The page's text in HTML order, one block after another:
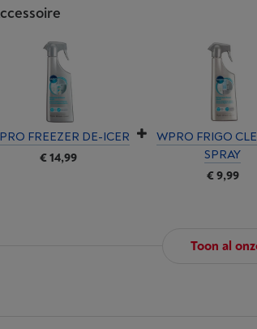
FREEZER DE-ICER
€ 14,99
WPRO FRIGO
SPRAY
€ 9,99
Toon al